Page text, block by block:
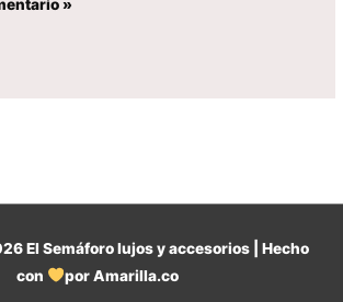
El Semáforo lujos y accesorios| Hecho
con
por Amarilla.co